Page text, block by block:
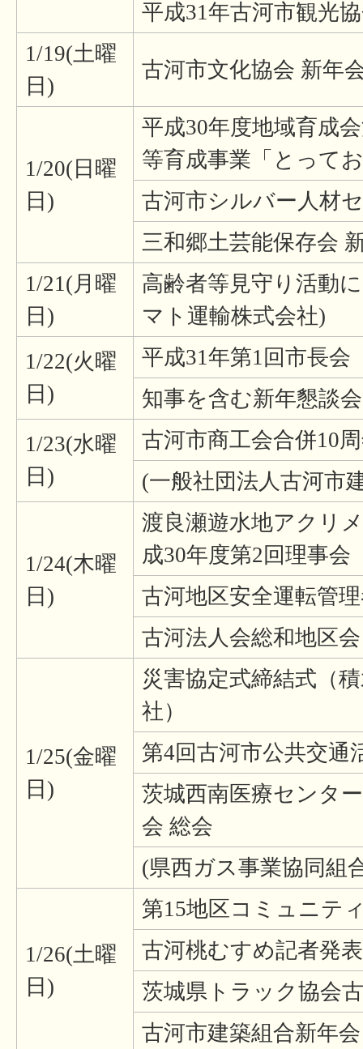
平成31年古河市観光
1/19(土曜
日)
古河市文化協会 新年
1/20(日曜
日)
平成30年度地域育成
等育成事業「とって
古河市シルバー人材
三和郷土芸能保存会
1/21(月曜
日)
高齢者等見守り活動
マト運輸株式会社)
1/22(火曜
日)
平成31年第1回市長会
知事を含む新年懇談会
1/23(水曜
日)
古河市商工会合併10
(一般社団法人古河市
1/24(木曜
日)
渡良瀬遊水地アクリ
成30年度第2回理事会
古河地区安全運転管
古河法人会総和地区
1/25(金曜
日)
災害協定式締結式（
社）
第4回古河市公共交通
茨城西南医療センタ
会 総会
(県西ガス事業協同組
1/26(土曜
日)
第15地区コミュニテ
古河桃むすめ記者発表
茨城県トラック協会
古河市建築組合新年会